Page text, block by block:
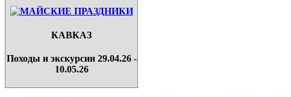
КАВКАЗ
Походы и экскурсии 29.04.26 -
10.05.26